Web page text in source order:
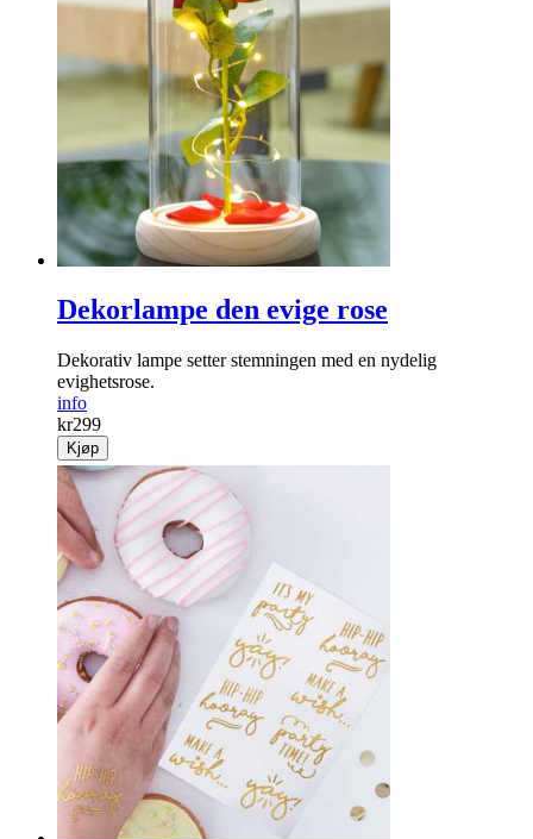
Dekorlampe den evige rose
Dekorativ lampe setter stemningen med en nydelig
evighetsrose.
info
kr299
Kjøp